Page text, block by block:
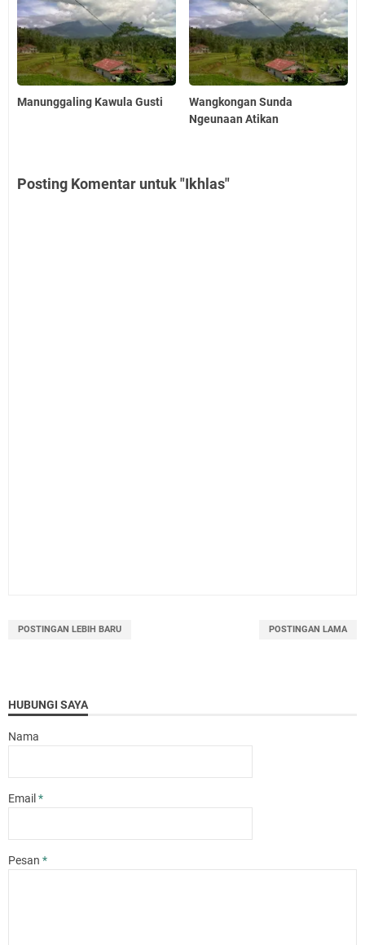
Manunggaling Kawula Gusti
Wangkongan Sunda
Ngeunaan Atikan
Posting Komentar untuk "Ikhlas"
POSTINGAN LEBIH BARU POSTINGAN LAMA
HUBUNGI SAYA
Nama
Email *
Pesan *